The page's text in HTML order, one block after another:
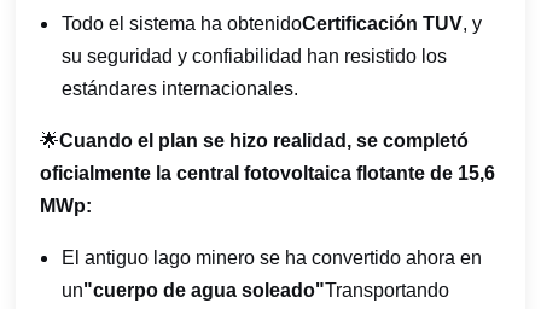
Todo el sistema ha obtenidoCertificación TUV, y
su seguridad y confiabilidad han resistido los
estándares internacionales.
🌟Cuando el plan se hizo realidad, se completó
oficialmente la central fotovoltaica flotante de 15,6
MWp:
El antiguo lago minero se ha convertido ahora en
un"cuerpo de agua soleado"Transportando